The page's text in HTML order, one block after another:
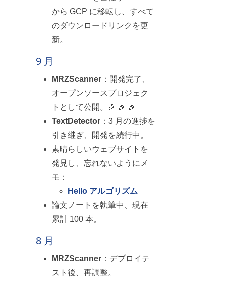
から GCP に移転し、すべて
のダウンロードリンクを更
新。
9 月
MRZScanner ：開発完了、
オープンソースプロジェク
トとして公開。🎉 🎉 🎉
TextDetector ：3 月の進捗を
引き継ぎ、開発を続行中。
素晴らしいウェブサイトを
発見し、忘れないようにメ
モ：
Hello アルゴリズム
論文ノートを執筆中、現在
累計 100 本。
8 月
MRZScanner ：デプロイテ
スト後、再調整。